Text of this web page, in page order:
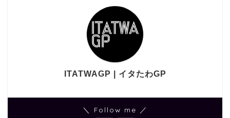
ITATWAGP | イタたわGP
＼ Follow me ／